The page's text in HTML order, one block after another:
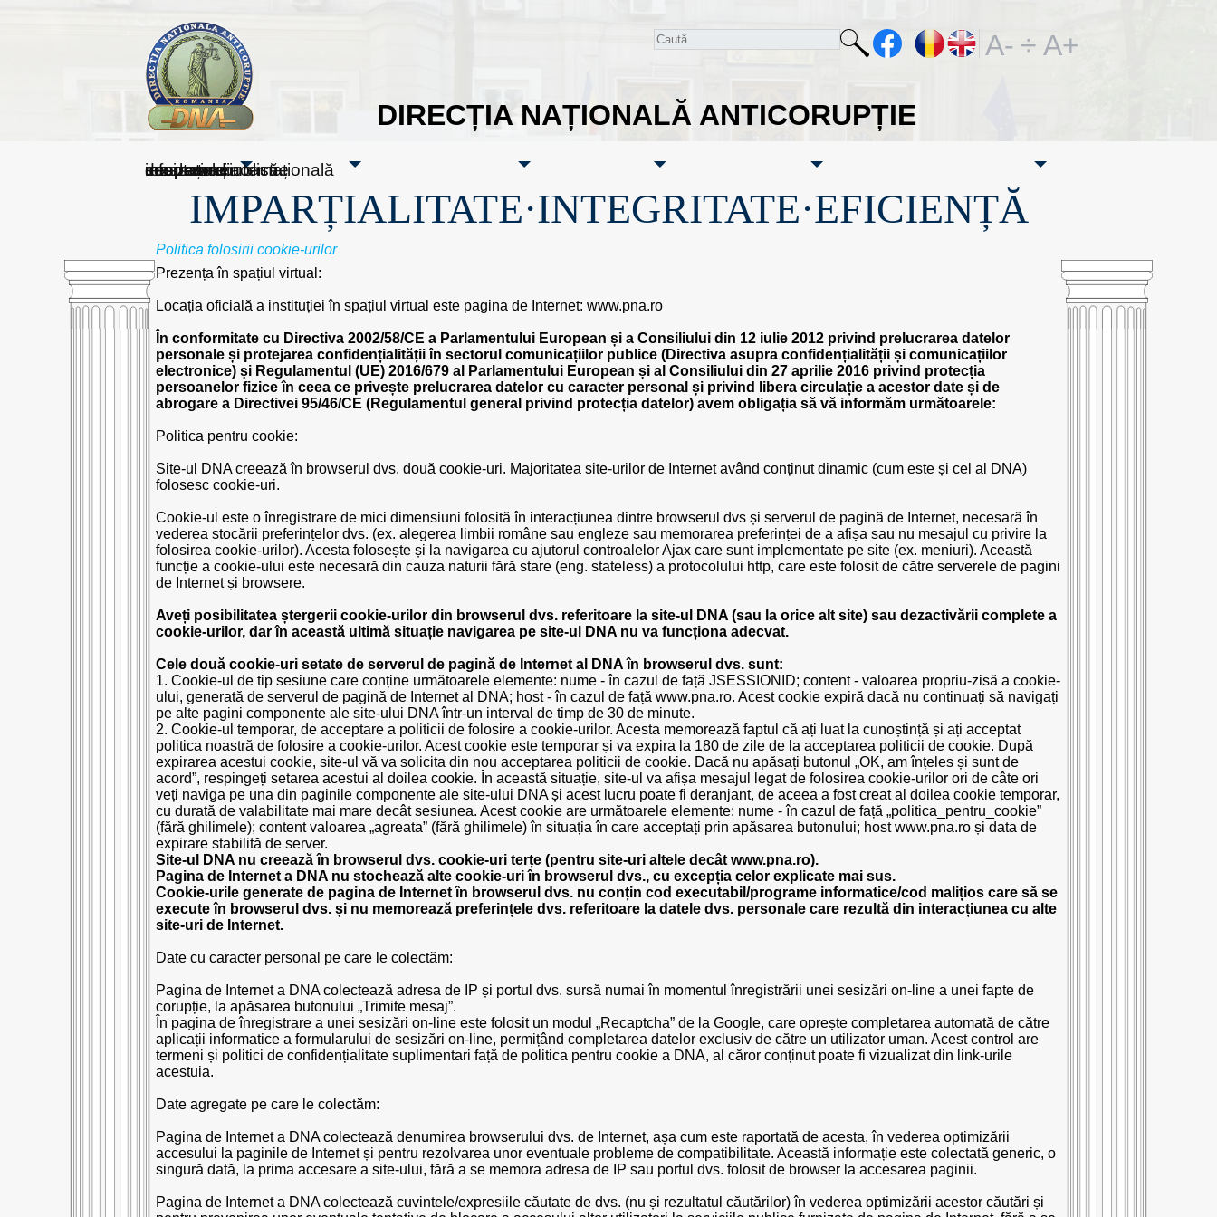
DIRECȚIA NAȚIONALĂ ANTICORUPȚIE
A- ÷ A+
sesizați-ne
despre noi
rezultatele noastre
mass media
informare publică
cooperare internațională
IMPARȚIALITATE·INTEGRITATE·EFICIENȚĂ
Politica folosirii cookie-urilor
Prezența în spațiul virtual:
Locația oficială a instituției în spațiul virtual este pagina de Internet: www.pna.ro
În conformitate cu Directiva 2002/58/CE a Parlamentului European și a Consiliului din 12 iulie 2012 privind prelucrarea datelor
personale și protejarea confidențialității în sectorul comunicațiilor publice (Directiva asupra confidențialității și comunicațiilor
electronice) și Regulamentul (UE) 2016/679 al Parlamentului European și al Consiliului din 27 aprilie 2016 privind protecția
persoanelor fizice în ceea ce privește prelucrarea datelor cu caracter personal și privind libera circulație a acestor date și de
abrogare a Directivei 95/46/CE (Regulamentul general privind protecția datelor) avem obligația să vă informăm următoarele:
Politica pentru cookie:
Site-ul DNA creează în browserul dvs. două cookie-uri. Majoritatea site-urilor de Internet având conținut dinamic (cum este și cel al DNA)
folosesc cookie-uri.
Cookie-ul este o înregistrare de mici dimensiuni folosită în interacțiunea dintre browserul dvs și serverul de pagină de Internet, necesară în
vederea stocării preferințelor dvs. (ex. alegerea limbii române sau engleze sau memorarea preferinței de a afișa sau nu mesajul cu privire la
folosirea cookie-urilor). Acesta folosește și la navigarea cu ajutorul controalelor Ajax care sunt implementate pe site (ex. meniuri). Această
funcție a cookie-ului este necesară din cauza naturii fără stare (eng. stateless) a protocolului http, care este folosit de către serverele de pagini
de Internet și browsere.
Aveți posibilitatea ștergerii cookie-urilor din browserul dvs. referitoare la site-ul DNA (sau la orice alt site) sau dezactivării complete a
cookie-urilor, dar în această ultimă situație navigarea pe site-ul DNA nu va funcționa adecvat.
Cele două cookie-uri setate de serverul de pagină de Internet al DNA în browserul dvs. sunt:
1. Cookie-ul de tip sesiune care conține următoarele elemente: nume - în cazul de față JSESSIONID; content - valoarea propriu-zisă a cookie-
ului, generată de serverul de pagină de Internet al DNA; host - în cazul de față www.pna.ro. Acest cookie expiră dacă nu continuați să navigați
pe alte pagini componente ale site-ului DNA într-un interval de timp de 30 de minute.
2. Cookie-ul temporar, de acceptare a politicii de folosire a cookie-urilor. Acesta memorează faptul că ați luat la cunoștință și ați acceptat
politica noastră de folosire a cookie-urilor. Acest cookie este temporar și va expira la 180 de zile de la acceptarea politicii de cookie. După
expirarea acestui cookie, site-ul vă va solicita din nou acceptarea politicii de cookie. Dacă nu apăsați butonul „OK, am înțeles și sunt de
acord”, respingeți setarea acestui al doilea cookie. În această situație, site-ul va afișa mesajul legat de folosirea cookie-urilor ori de câte ori
veți naviga pe una din paginile componente ale site-ului DNA și acest lucru poate fi deranjant, de aceea a fost creat al doilea cookie temporar,
cu durată de valabilitate mai mare decât sesiunea. Acest cookie are următoarele elemente: nume - în cazul de față „politica_pentru_cookie”
(fără ghilimele); content valoarea „agreata” (fără ghilimele) în situația în care acceptați prin apăsarea butonului; host www.pna.ro și data de
expirare stabilită de server.
Site-ul DNA nu creează în browserul dvs. cookie-uri terțe (pentru site-uri altele decât www.pna.ro).
Pagina de Internet a DNA nu stochează alte cookie-uri în browserul dvs., cu excepția celor explicate mai sus.
Cookie-urile generate de pagina de Internet în browserul dvs. nu conțin cod executabil/programe informatice/cod malițios care să se
execute în browserul dvs. și nu memorează preferințele dvs. referitoare la datele dvs. personale care rezultă din interacțiunea cu alte
site-uri de Internet.
Date cu caracter personal pe care le colectăm:
Pagina de Internet a DNA colectează adresa de IP și portul dvs. sursă numai în momentul înregistrării unei sesizări on-line a unei fapte de
corupție, la apăsarea butonului „Trimite mesaj”.
În pagina de înregistrare a unei sesizări on-line este folosit un modul „Recaptcha” de la Google, care oprește completarea automată de către
aplicații informatice a formularului de sesizări on-line, permițând completarea datelor exclusiv de către un utilizator uman. Acest control are
termeni și politici de confidențialitate suplimentari față de politica pentru cookie a DNA, al căror conținut poate fi vizualizat din link-urile
acestuia.
Date agregate pe care le colectăm:
Pagina de Internet a DNA colectează denumirea browserului dvs. de Internet, așa cum este raportată de acesta, în vederea optimizării
accesului la paginile de Internet și pentru rezolvarea unor eventuale probleme de compatibilitate. Această informație este colectată generic, o
singură dată, la prima accesare a site-ului, fără a se memora adresa de IP sau portul dvs. folosit de browser la accesarea paginii.
Pagina de Internet a DNA colectează cuvintele/expresiile căutate de dvs. (nu și rezultatul căutărilor) în vederea optimizării acestor căutări și